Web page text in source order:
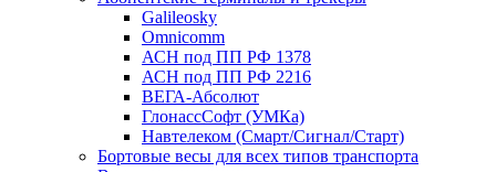
Galileosky
Omnicomm
АСН под ПП РФ 1378
АСН под ПП РФ 2216
ВЕГА-Абсолют
ГлонассСофт (УМКа)
Навтелеком (Смарт/Сигнал/Старт)
Бортовые весы для всех типов транспорта